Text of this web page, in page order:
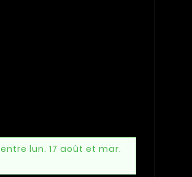
entre lun. 17 août et mar.